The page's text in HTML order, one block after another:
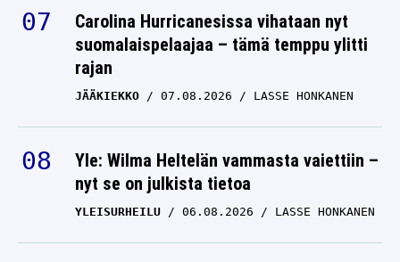
Carolina Hurricanesissa vihataan nyt
suomalaispelaajaa – tämä temppu ylitti
rajan
JÄÄKIEKKO 07.08.2026 LASSE HONKANEN
Yle: Wilma Heltelän vammasta vaiettiin –
nyt se on julkista tietoa
YLEISURHEILU 06.08.2026 LASSE HONKANEN